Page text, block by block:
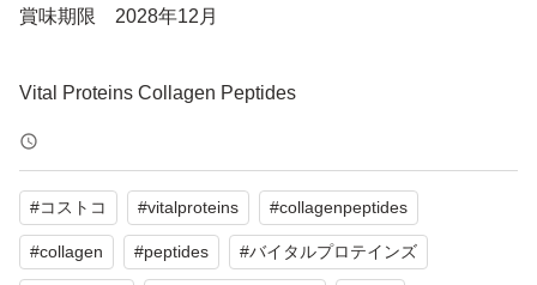
賞味期限 2028年12月
Vital Proteins Collagen Peptides
#コストコ #vitalproteins #collagenpeptides
#collagen #peptides #バイタルプロテインズ